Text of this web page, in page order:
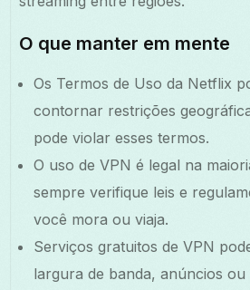
O que manter em mente
Os Termos de Uso da Netflix
contornar restrições
pode violar esses termos.
O uso de VPN é legal na
sempre verifique leis e
você mora ou viaja.
Serviços gratuitos de VPN
largura de banda, anúncios